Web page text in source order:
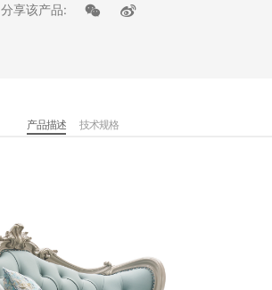
分享该产品:
产品描述 技术规格